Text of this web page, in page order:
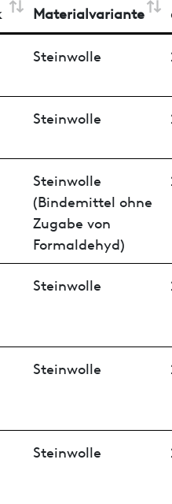
Materialvariante
Steinwolle
Steinwolle
Steinwolle
(Bindemittel ohne
Zugabe von
Formaldehyd)
Steinwolle
Steinwolle
Steinwolle